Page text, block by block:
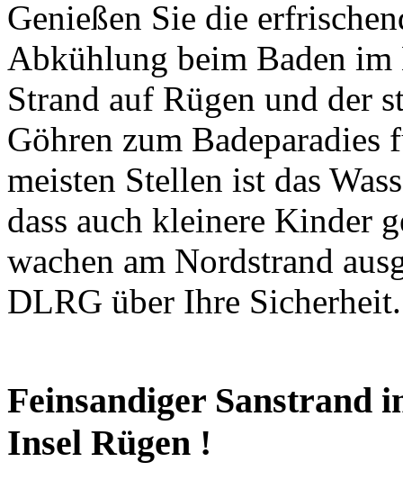
Genießen Sie die
Abkühlung beim Baden
Strand auf Rügen und der
Göhren zum
meisten Stellen ist das
dass auch kleinere Kinder
wachen am Nordstrand
DLRG über Ihre Sicherheit.
Feinsandiger Sanstrand
Insel Rügen !